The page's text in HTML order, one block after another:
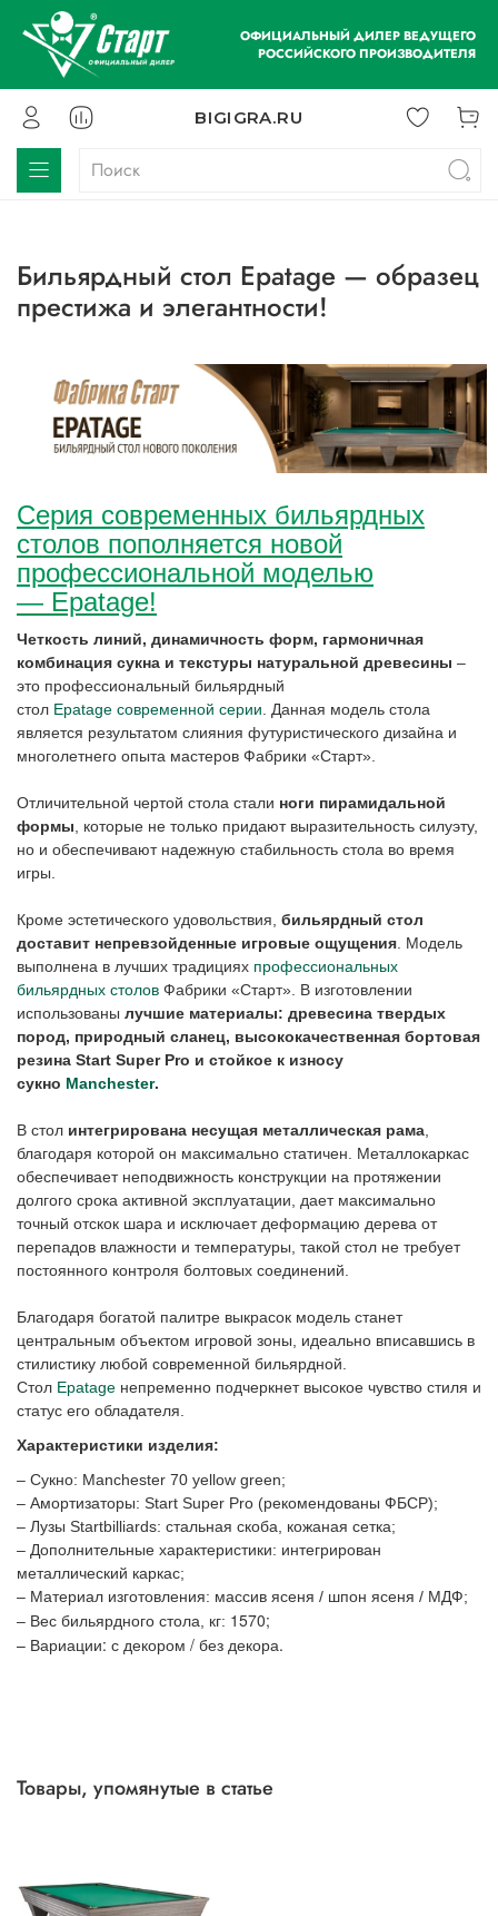
ОФИЦИАЛЬНЫЙ ДИЛЕР ВЕДУЩЕГО
РОССИЙСКОГО ПРОИЗВОДИТЕЛЯ
BIGIGRA.RU
Бильярдный стол Epatage — образец
престижа и элегантности!
Серия современных бильярдных
столов пополняется новой
профессиональной моделью
— Epatage!
Четкость линий, динамичность форм, гармоничная
комбинация сукна и текстуры натуральной древесины –
это профессиональный бильярдный
стол Epatage современной серии . Данная модель стола
является результатом слияния футуристического дизайна и
многолетнего опыта мастеров Фабрики «Старт».
Отличительной чертой стола стали ноги пирамидальной
формы , которые не только придают выразительность силуэту,
но и обеспечивают надежную стабильность стола во время
игры.
Кроме эстетического удовольствия, бильярдный стол
доставит непревзойденные игровые ощущения . Модель
выполнена в лучших традициях профессиональных
бильярдных столов Фабрики «Старт». В изготовлении
использованы лучшие материалы: древесина твердых
пород, природный сланец, высококачественная бортовая
резина Start Super Pro и стойкое к износу
сукно Manchester.
В стол интегрирована несущая металлическая рама
благодаря которой он максимально статичен. Металлокаркас
обеспечивает неподвижность конструкции на протяжении
долгого срока активной эксплуатации, дает максимально
точный отскок шара и исключает деформацию дерева от
перепадов влажности и температуры, такой стол не требует
постоянного контроля болтовых соединений.
Благодаря богатой палитре выкрасок модель станет
центральным объектом игровой зоны, идеально вписавшись в
стилистику любой современной бильярдной.
Стол Epatage непременно подчеркнет высокое чувство стиля и
статус его обладателя.
Характеристики изделия:
– Сукно: Manchester 70 yellow green;
– Амортизаторы: Start Super Pro (рекомендованы ФБСР);
– Лузы Startbilliards: стальная скоба, кожаная сетка;
– Дополнительные характеристики: интегрирован
металлический каркас;
– Материал изготовления: массив ясеня / шпон ясеня / МДФ;
– Вес бильярдного стола, кг: 1570;
– Вариации: с декором / без декора.
Товары, упомянутые в статье